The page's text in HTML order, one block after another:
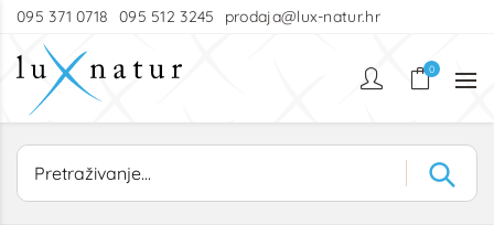
095 371 0718 095 512 3245 prodaja@lux-natur.hr
0